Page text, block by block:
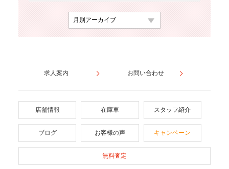
求人案内 お問い合わせ
店舗情報 在庫車 スタッフ紹介
ブログ お客様の声 キャンペーン
無料査定